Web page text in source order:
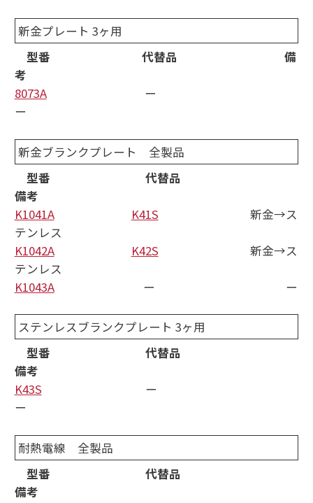
新金プレート 3ヶ用
型番 代替品 備
考
8073Aー
ー
新金ブランクプレート 全製品
型番 代替品
備考
K1041A
K41S 新金→ス
テンレス
K1042A
K42S 新金→ス
テンレス
K1043Aー ー
ステンレスブランクプレート 3ヶ用
型番 代替品
備考
K43S ー
ー
耐熱電線 全製品
型番 代替品
備考